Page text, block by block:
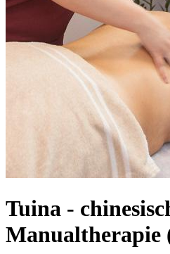
Tuina -
Manualtherapie